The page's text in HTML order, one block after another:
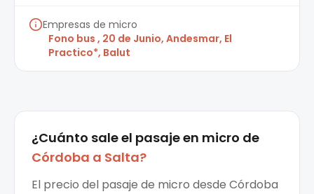
Empresas de micro
Fono bus , 20 de Junio, Andesmar, El
Practico*, Balut
¿Cuánto sale el pasaje en micro de
Córdoba a Salta?
El precio del pasaje de micro desde Córdoba